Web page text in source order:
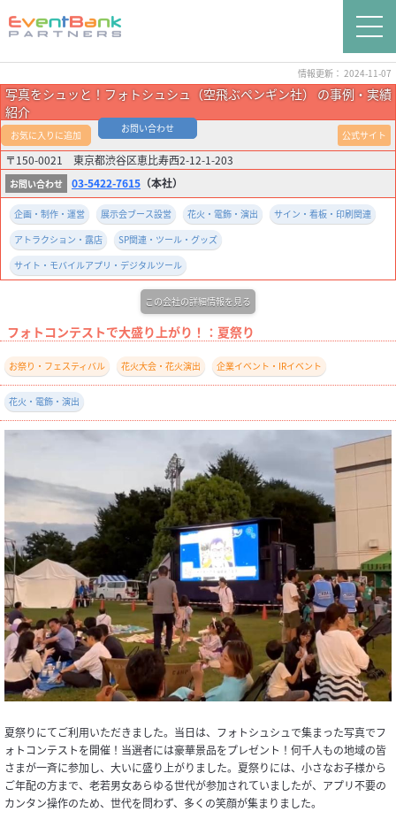
情報更新： 2024-11-07
写真をシュッと！フォトシュシュ（空飛ぶペンギン社） の事例・実績
紹介
お気に入りに追加
〒150-0021 東京都渋谷区恵比寿西2-12-1-203
03-5422-7615 （本社）
公式サイト
お問い合わせ
企画・制作・運営 展示会ブース設営 花火・電飾・演出
サイン・看板・印刷関連
アトラクション・露店
SP関連・ツール・グッズ
サイト・モバイルアプリ・デジタルツール
この会社の詳細情報を見る
フォトコンテストで大盛り上がり！：夏祭り
お祭り・フェスティバル 花火大会・花火演出 企業イベント・IRイベント
花火・電飾・演出
夏祭りにてご利用いただきました。当日は、フォトシュシュで集まった写真でフ
ォトコンテストを開催！当選者には豪華景品をプレゼント！何千人もの地域の皆
さまが一斉に参加し、大いに盛り上がりました。夏祭りには、小さなお子様から
ご年配の方まで、老若男女あらゆる世代が参加されていましたが、アプリ不要の
カンタン操作のため、世代を問わず、多くの笑顔が集まりました。